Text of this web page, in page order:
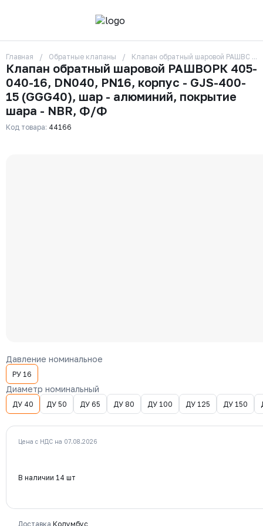
О компании
Контакты
Бренды
Отзывы
Сотрудники
Вакансии
Доставка
Главная Обратные клапаны Клапан обратный шаровой
Клапан обратный шаровой РАШВОРК 405-
040-16, DN040, PN16, корпус - GJS-400-
15 (GGG40), шар - алюминий, покрытие
шара - NBR, Ф/Ф
Код товара: 44166
Давление номинальное
РУ 16
Диаметр номинальный
ДУ 40 ДУ 50 ДУ 65 ДУ 80 ДУ 100 ДУ 125 ДУ 150
Цена с НДС на 07.08.2026
В наличии 14 шт
Доставка Колумбус